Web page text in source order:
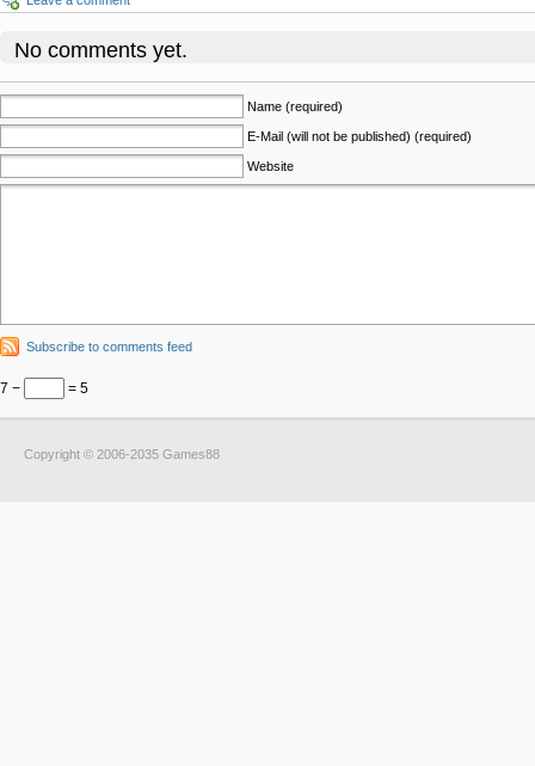
No comments yet.
Name (required)
E-Mail (will not be published) (required)
Website
Subscribe to comments feed
7 − = 5
Copyright © 2006-2035 Games88